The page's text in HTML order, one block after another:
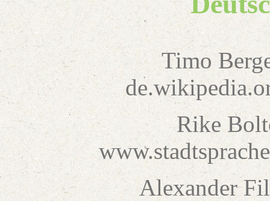
Timo
Rike
Alexander